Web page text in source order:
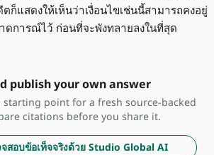
ก็แสดงให้เห็นว่าเงื่อนไขเช่นนี้สามารถคงอยู่
ดการณ์ไว้ ก่อนที่จะพังทลายลงในที่สุด
publish your own answer
starting point for a fresh source-backed
citations before you share it.
สอบข้อเท็จจริงด้วย Studio Global AI